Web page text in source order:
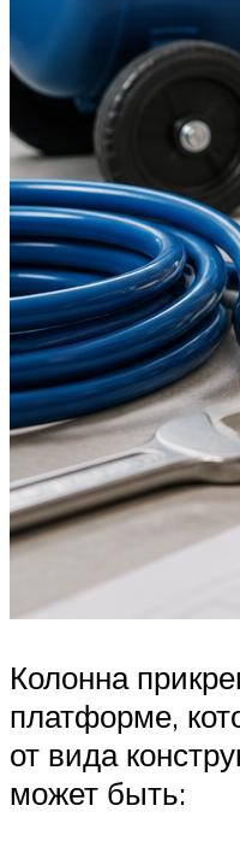
Колонна
платформе,
от вида
может быть: